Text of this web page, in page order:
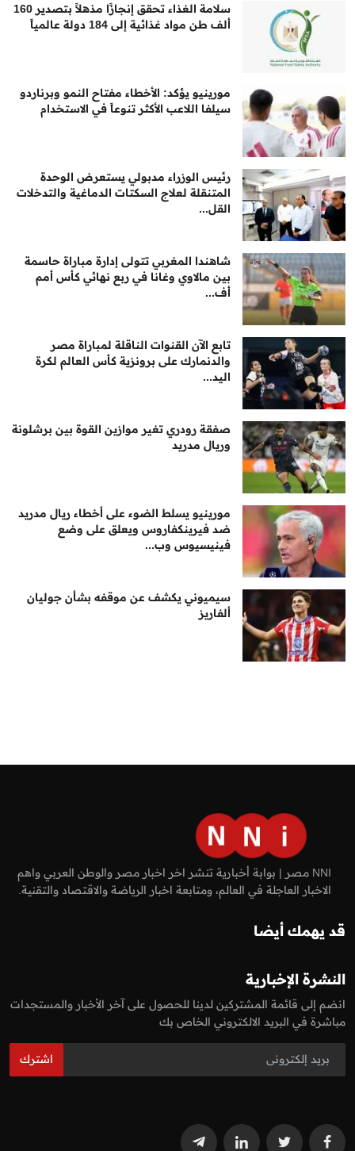
سلامة الغذاء تحقق إنجازًا مذهلاً بتصدير 160
ألف طن مواد غذائية إلى 184 دولة عالمياً
مورينيو يؤكد: الأخطاء مفتاح النمو وبرناردو
سيلفا اللاعب الأكثر تنوعاً في الاستخدام
رئيس الوزراء مدبولي يستعرض الوحدة
المتنقلة لعلاج السكتات الدماغية والتدخلات
القل...
شاهندا المغربي تتولى إدارة مباراة حاسمة
بين مالاوي وغانا في ربع نهائي كأس أمم
أف...
تابع الآن القنوات الناقلة لمباراة مصر
والدنمارك على برونزية كأس العالم لكرة
اليد...
صفقة رودري تغير موازين القوة بين برشلونة
وريال مدريد
مورينيو يسلط الضوء على أخطاء ريال مدريد
ضد فيرينكفاروس ويعلق على وضع
فينيسيوس وب...
سيميوني يكشف عن موقفه بشأن جوليان
ألفاريز
NNI مصر | بوابة أخبارية تنشر اخر اخبار مصر والوطن العربي واهم
الاخبار العاجلة في العالم، ومتابعة اخبار الرياضة والاقتصاد والتقنية.
قد يهمك أيضا
النشرة الإخبارية
انضم إلى قائمة المشتركين لدينا للحصول على آخر الأخبار والمستجدات
مباشرة في البريد الالكتروني الخاص بك
اشترك